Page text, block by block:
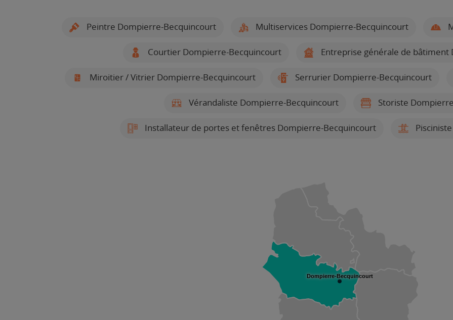
Peintre Dompierre-Becquincourt Multiservices Dompierre-Becquincourt
Courtier Dompierre-Becquincourt Entreprise générale de
Miroitier / Vitrier Dompierre-Becquincourt Serrurier Dompierre-Becquincourt
Vérandaliste Dompierre-Becquincourt Storiste
Installateur de portes et fenêtres Dompierre-Becquincourt
Dompierre-Becquincourt